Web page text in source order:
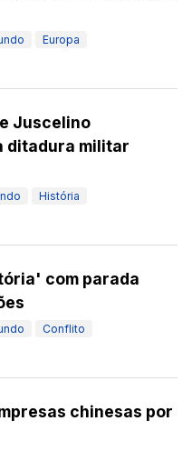
Europa
Juscelino
ditadura militar
História
com parada
Conflito
chinesas por